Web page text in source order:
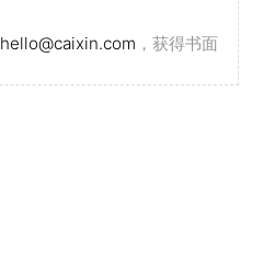
hello@caixin.com ，获得书面